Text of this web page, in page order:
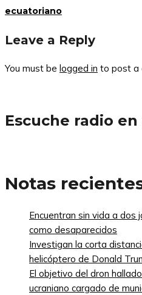
ecuatoriano
Leave a Reply
You must be logged in to post a
Escuche radio
Notas
Encuentran sin vida a
como desaparecidos
Investigan la corta
helicóptero de Donald
El objetivo del dron
ucraniano cargado de